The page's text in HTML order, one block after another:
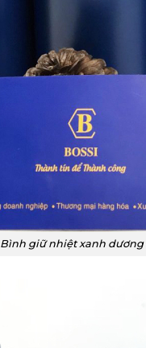
Bình giữ nhiệt xanh dương